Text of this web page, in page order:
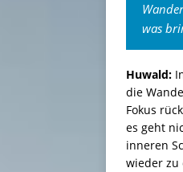
was
Huwald:
die
Fokus
es geht
inneren
wieder zu